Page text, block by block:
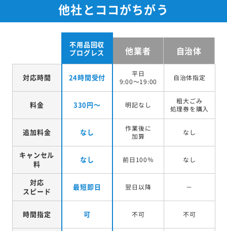
他社とココがちがう
不用品回収
プログレス
他業者 自治体
対応時間 24時間受付
平日
9:00～19:00
自治体指定
料金 330円～ 明記なし
粗大ごみ
処理券を購入
追加料金 なし
作業後に
加算
なし
キャンセル
料
なし 前日100％ なし
対応
スピード
最短即日 翌日以降 －
時間指定 可 不可 不可